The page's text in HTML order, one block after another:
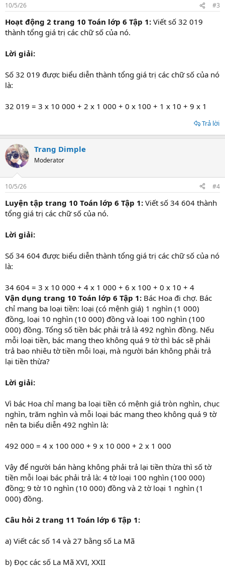
10/5/26 #3
Hoạt động 2 trang 10 Toán lớp 6 Tập 1: Viết số 32 019
thành tổng giá trị các chữ số của nó.
Lời giải:
Số 32 019 được biểu diễn thành tổng giá trị các chữ số của nó
là:
32 019 = 3 x 10 000 + 2 x 1 000 + 0 x 100 + 1 x 10 + 9 x 1
Trả lời
Trang Dimple
Moderator
10/5/26 #4
Luyện tập trang 10 Toán lớp 6 Tập 1: Viết số 34 604 thành
tổng giá trị các chữ số của nó.
Lời giải:
Số 34 604 được biểu diễn thành tổng giá trị các chữ số của nó
là:
34 604 = 3 x 10 000 + 4 x 1 000 + 6 x 100 + 0 x 10 + 4
Vận dụng trang 10 Toán lớp 6 Tập 1: Bác Hoa đi chợ. Bác
chỉ mang ba loại tiền: loại (có mệnh giá) 1 nghìn (1 000)
đồng, loại 10 nghìn (10 000) đồng và loại 100 nghìn (100
000) đồng. Tổng số tiền bác phải trả là 492 nghìn đồng. Nếu
mỗi loại tiền, bác mang theo không quá 9 tờ thì bác sẽ phải
trả bao nhiêu tờ tiền mỗi loại, mà người bán không phải trả
lại tiền thừa?
Lời giải:
Vì bác Hoa chỉ mang ba loại tiền có mệnh giá tròn nghìn, chục
nghìn, trăm nghìn và mỗi loại bác mang theo không quá 9 tờ
nên ta biểu diễn 492 nghìn là:
492 000 = 4 x 100 000 + 9 x 10 000 + 2 x 1 000
Vậy để người bán hàng không phải trả lại tiền thừa thì số tờ
tiền mỗi loại bác phải trả là: 4 tờ loại 100 nghìn (100 000)
đồng; 9 tờ 10 nghìn (10 000) đồng và 2 tờ loại 1 nghìn (1
000) đồng.
Câu hỏi 2 trang 11 Toán lớp 6 Tập 1:
a) Viết các số 14 và 27 bằng số La Mã
b) Đọc các số La Mã XVI, XXII